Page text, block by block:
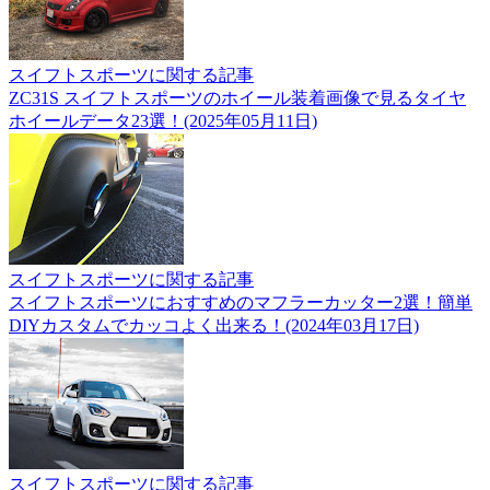
スイフトスポーツに関する記事
ZC31S スイフトスポーツのホイール装着画像で見るタイヤ
ホイールデータ23選！(2025年05月11日)
スイフトスポーツに関する記事
スイフトスポーツにおすすめのマフラーカッター2選！簡単
DIYカスタムでカッコよく出来る！(2024年03月17日)
スイフトスポーツに関する記事